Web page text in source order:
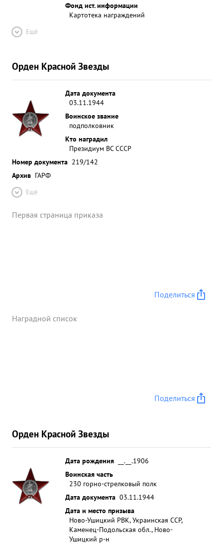
Фонд ист. информации
Картотека награждений
Ещё
Орден Красной Звезды
Дата документа
03.11.1944
Воинское звание
подполковник
Кто наградил
Президиум ВС СССР
Номер документа 219/142
Архив ГАРФ
Ещё
Первая страница приказа
Поделиться
Наградной список
Поделиться
Орден Красной Звезды
Дата рождения
__.__.1906
Воинская часть
230 горно-стрелковый полк
Дата документа 03.11.1944
Дата и место призыва
Ново-Ушицкий РВК, Украинская ССР,
Каменец-Подольская обл., Ново-
Ушицкий р-н